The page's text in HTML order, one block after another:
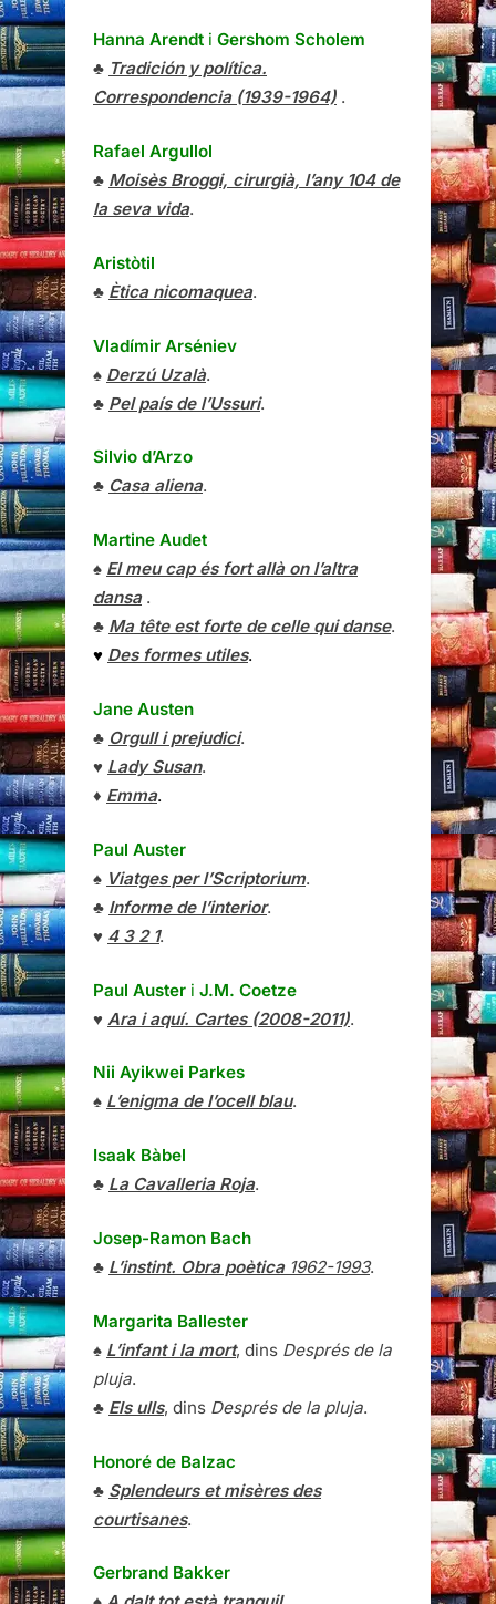
Hanna Arendt i Gershom Scholem
♣ Tradición y política.
Correspondencia (1939-1964) .
Rafael Argullol
♣ Moisès Broggi, cirurgià, l’any 104 de
la seva vida.
Aristòtil
♣ Ètica nicomaquea.
Vladímir Arséniev
♠ Derzú Uzalà.
♣ Pel país de l’Ussuri.
Silvio d’Arzo
♣ Casa aliena.
Martine Audet
♠ El meu cap és fort allà on l’altra
dansa.
♣ Ma tête est forte de celle qui danse.
♥ Des formes utiles.
Jane Austen
♣ Orgull i prejudici.
♥ Lady Susan.
♦ Emma.
Paul Auster
♠ Viatges per l’Scriptorium.
♣ Informe de l’interior.
♥ 4 3 2 1.
Paul Auster i J.M. Coetze
♥ Ara i aquí. Cartes (2008-2011).
Nii Ayikwei Parkes
♠ L’enigma de l’ocell blau.
Isaak Bàbel
♣ La Cavalleria Roja.
Josep-Ramon Bach
♣ L’instint. Obra poètica1962-1993.
Margarita Ballester
♠ L’infant i la mort, dins Després de la
pluja.
♣ Els ulls, dins Després de la pluja.
Honoré de Balzac
♣ Splendeurs et misères des
courtisanes.
Gerbrand Bakker